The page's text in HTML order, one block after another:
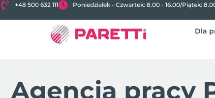
+48 500 632 111 Poniedziałek - Czwartek: 8.00 - 16.00/Piątek:
Dla
Agencja pracy